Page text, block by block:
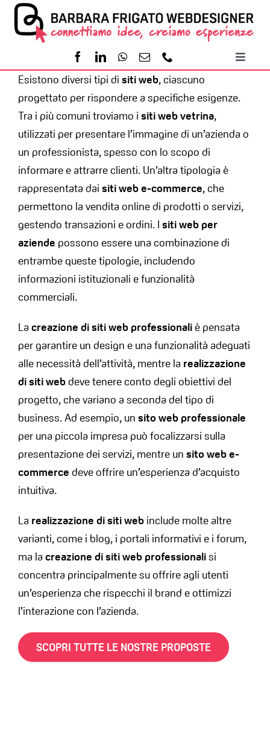
Salta
contenuto
Servizi
Portfolio
Contatti
Esistono diversi tipi di siti web, ciascuno
progettato per rispondere a specifiche esigenze.
Tra i più comuni troviamo i siti web vetrina,
utilizzati per presentare l’immagine di un’azienda o
un professionista, spesso con lo scopo di
informare e attrarre clienti. Un’altra tipologia è
rappresentata dai siti web e-commerce, che
permettono la vendita online di prodotti o servizi,
gestendo transazioni e ordini. I siti web per
aziende possono essere una combinazione di
entrambe queste tipologie, includendo
informazioni istituzionali e funzionalità
commerciali.
La creazione di siti web professionaliè pensata
per garantire un design e una funzionalità adeguati
alle necessità dell’attività, mentre la realizzazione
di siti webdeve tenere conto degli obiettivi del
progetto, che variano a seconda del tipo di
business. Ad esempio, un sito web professionale
per una piccola impresa può focalizzarsi sulla
presentazione dei servizi, mentre un sito web e-
commerce deve offrire un’esperienza d’acquisto
intuitiva.
La realizzazione di siti webinclude molte altre
varianti, come i blog, i portali informativi e i forum,
ma la creazione di siti web professionalisi
concentra principalmente su offrire agli utenti
un’esperienza che rispecchi il brand e ottimizzi
l’interazione con l’azienda.
SCOPRI TUTTE LE NOSTRE PROPOSTE